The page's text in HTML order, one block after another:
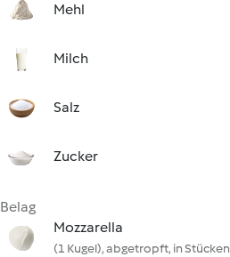
Mehl
Milch
Salz
Zucker
Belag
Mozzarella
(1 Kugel), abgetropft, in Stücken